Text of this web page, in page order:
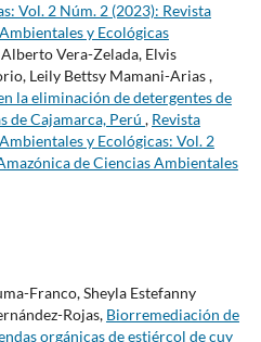
Vol. 2 Núm. 2 (2023): Revista
y Ecológicas
Vera-Zelada, Elvis
Leily Bettsy Mamani-Arias ,
la eliminación de detergentes de
de Cajamarca, Perú , Revista
y Ecológicas: Vol. 2
de Ciencias Ambientales
Franco, Sheyla Estefanny
Rojas, Biorremediación de
orgánicas de estiércol de cuy